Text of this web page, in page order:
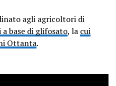
agli agricoltori di
base di glifosato, la cui
Ottanta.